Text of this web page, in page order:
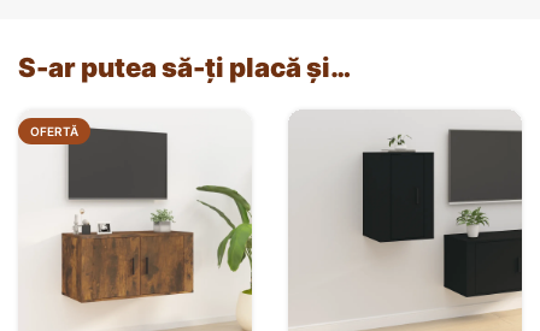
S-ar putea să-ți placă și…
OFERTĂ